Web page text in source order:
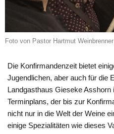
Foto von Pastor Hartmut Weinbrenner
Die Konfirmandenzeit bietet
Jugendlichen, aber auch für die
Landgasthaus Gieseke Asshorn
Terminplans, der bis zur
nicht nur in die Welt der Weine
einige Spezialitäten wie dieses